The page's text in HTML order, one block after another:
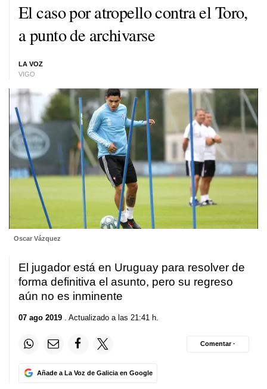
El caso por atropello contra el Toro,
a punto de archivarse
LA VOZ
VIGO
Oscar Vázquez
El jugador está en Uruguay para resolver de
forma definitiva el asunto, pero su regreso
aún no es inminente
07 ago 2019 . Actualizado a las 21:41 h.
Añade a La Voz de Galicia en Google
Comentar ·